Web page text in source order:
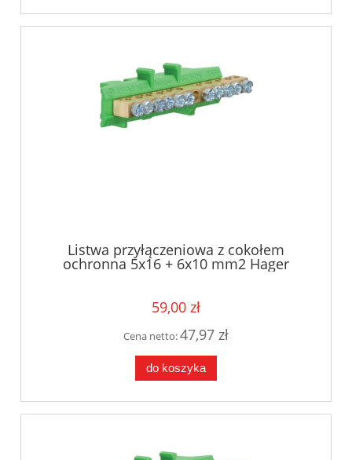
Listwa przyłączeniowa z cokołem
ochronna 5x16 + 6x10 mm2 Hager
59,00 zł
Cena netto:47,97 zł
do koszyka